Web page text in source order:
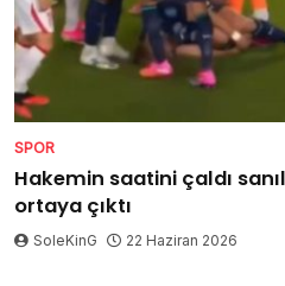
SPOR
Hakemin saatini çaldı
ortaya çıktı
SoleKinG 22 Haziran 2026